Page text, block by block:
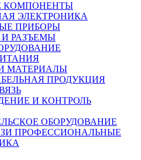
КОМПОНЕНТЫ
ЭЛЕКТРОНИКА
ПРИБОРЫ
РАЗЪЕМЫ
МАТЕРИАЛЫ
ПРОДУКЦИЯ
И КОНТРОЛЬ
ОБОРУДОВАНИЕ
ПРОФЕССИОНАЛЬНЫЕ